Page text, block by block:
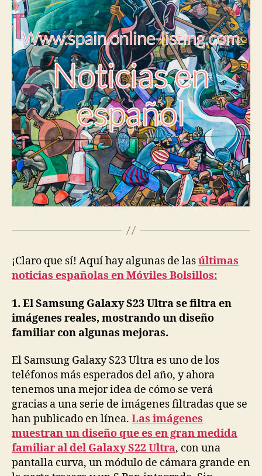
¡Claro que sí! Aquí hay algunas de lasúltimas
noticias españolas en Móviles Bolsillos:
1. El Samsung Galaxy S23 Ultra se filtra en
imágenes reales, mostrando un diseño
familiar con algunas mejoras.
El Samsung Galaxy S23 Ultra es uno de los
teléfonos más esperados del año, y ahora
tenemos una mejor idea de cómo se verá
gracias a una serie de imágenes filtradas que se
han publicado en línea. Las imágenes
muestran un diseño que es en gran medida
familiar al del Galaxy S22 Ultra, con una
pantalla curva, un módulo de cámara grande en